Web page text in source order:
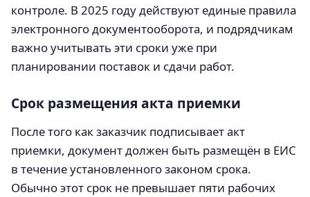
контроле. В 2025 году действуют единые правила
электронного документооборота, и подрядчикам
важно учитывать эти сроки уже при
планировании поставок и сдачи работ.
Срок размещения акта приемки
После того как заказчик подписывает акт
приемки, документ должен быть размещён в ЕИС
в течение установленного законом срока.
Обычно этот срок не превышает пяти рабочих